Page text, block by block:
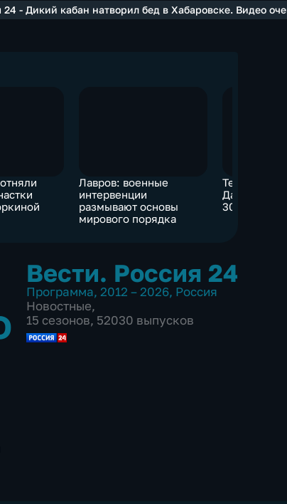
- Дикий кабан натворил бед в Хабаровске. Видео
Лавров: военные
интервенции
размывают основы
мирового порядка
Теракт у
Дамаском:
30
Вести. Россия 24
Программа, 2012 – 2026, Россия
Новостные,
15 сезонов, 52030 выпусков